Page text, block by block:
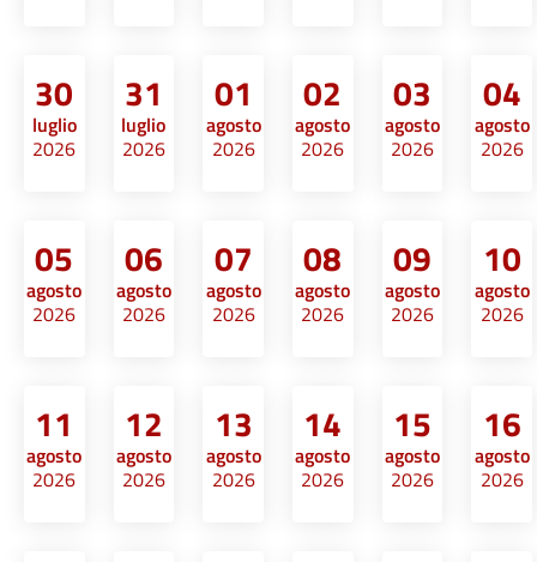
30
luglio
2026
31
luglio
2026
01
agosto
2026
02
agosto
2026
03
agosto
2026
04
agosto
2026
05
agosto
2026
06
agosto
2026
07
agosto
2026
08
agosto
2026
09
agosto
2026
10
agosto
2026
11
agosto
2026
12
agosto
2026
13
agosto
2026
14
agosto
2026
15
agosto
2026
16
agosto
2026